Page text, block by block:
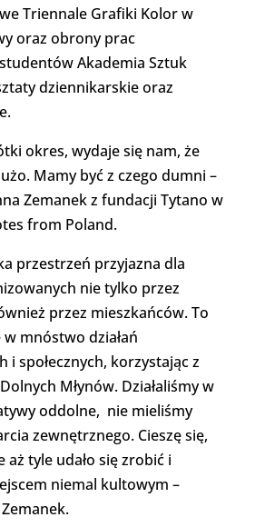
Triennale Grafiki Kolor w
oraz obrony prac
Akademia Sztuk
dziennikarskie oraz
okres, wydaje się nam, że
Mamy być z czego dumni –
Zemanek z fundacji Tytano w
from Poland.
przestrzeń przyjazna dla
nie tylko przez
przez mieszkańców. To
w mnóstwo działań
i społecznych, korzystając z
Młynów. Działaliśmy w
oddolne, nie mieliśmy
zewnętrznego. Cieszę się,
aż tyle udało się zrobić i
niemal kultowym –